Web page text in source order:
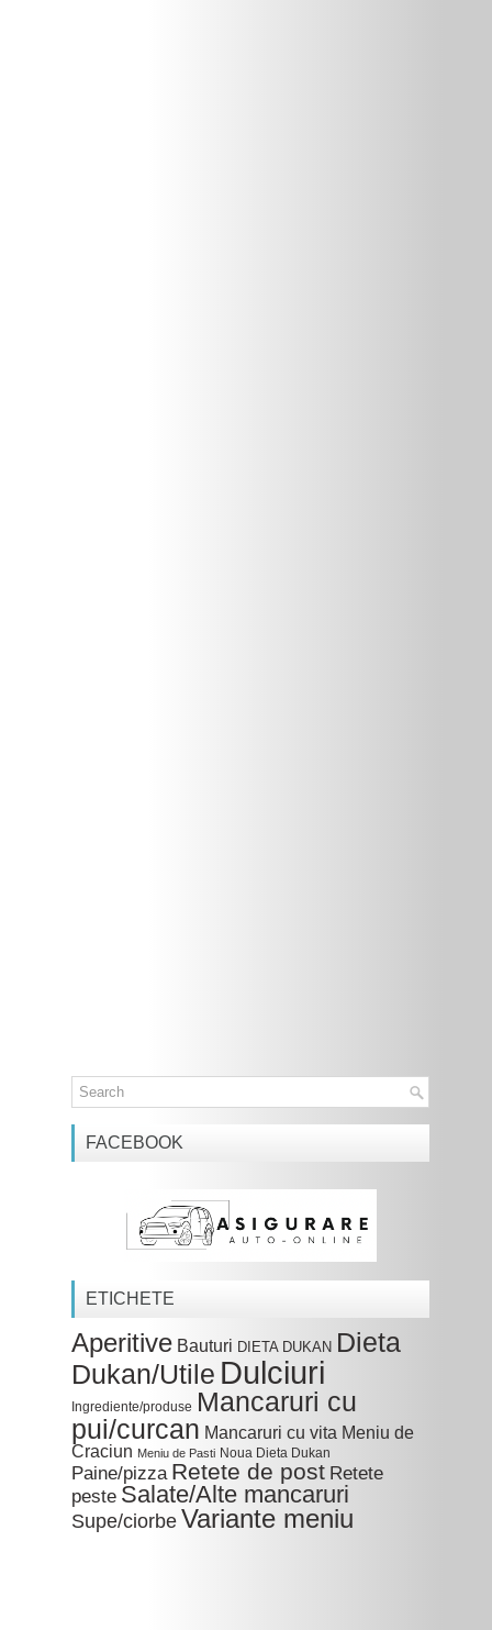
FACEBOOK
ETICHETE
Aperitive Bauturi DIETA DUKAN Dieta
Dukan/Utile Dulciuri
Ingrediente/produse Mancaruri cu
pui/curcan Mancaruri cu vita Meniu de
Craciun Meniu de Pasti Noua Dieta Dukan
Paine/pizza Retete de post Retete
peste Salate/Alte mancaruri
Supe/ciorbeVariante meniu